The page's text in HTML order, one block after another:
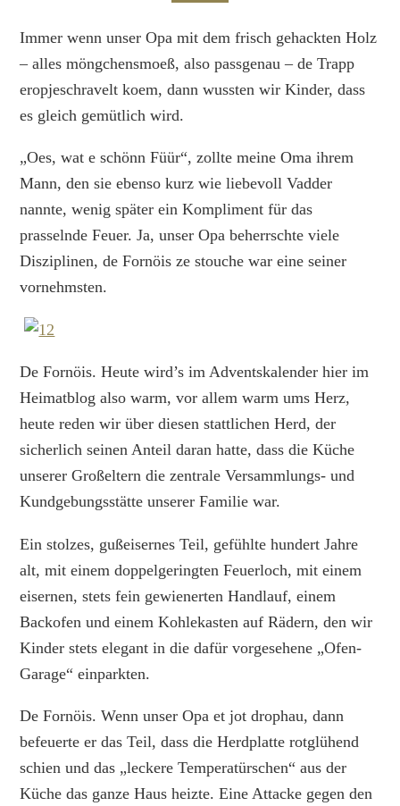
Immer wenn unser Opa mit dem frisch gehackten Holz
– alles möngchensmoeß, also passgenau – de Trapp
eropjeschravelt koem, dann wussten wir Kinder, dass
es gleich gemütlich wird.
„Oes, wat e schönn Füür“, zollte meine Oma ihrem
Mann, den sie ebenso kurz wie liebevoll Vadder
nannte, wenig später ein Kompliment für das
prasselnde Feuer. Ja, unser Opa beherrschte viele
Disziplinen, de Fornöis ze stouche war eine seiner
vornehmsten.
De Fornöis. Heute wird’s im Adventskalender hier im
Heimatblog also warm, vor allem warm ums Herz,
heute reden wir über diesen stattlichen Herd, der
sicherlich seinen Anteil daran hatte, dass die Küche
unserer Großeltern die zentrale Versammlungs- und
Kundgebungsstätte unserer Familie war.
Ein stolzes, gußeisernes Teil, gefühlte hundert Jahre
alt, mit einem doppelgeringten Feuerloch, mit einem
eisernen, stets fein gewienerten Handlauf, einem
Backofen und einem Kohlekasten auf Rädern, den wir
Kinder stets elegant in die dafür vorgesehene „Ofen-
Garage“ einparkten.
De Fornöis. Wenn unser Opa et jot drophau, dann
befeuerte er das Teil, dass die Herdplatte rotglühend
schien und das „leckere Temperatürschen“ aus der
Küche das ganze Haus heizte. Eine Attacke gegen den